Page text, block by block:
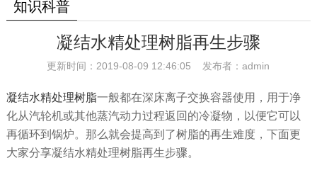
知识科普
凝结水精处理树脂再生步骤
更新时间：2019-08-09 12:46:05 发布者：admin
凝结水精处理树脂一般都在深床离子交换容器使用，用于净
化从汽轮机或其他蒸汽动力过程返回的冷凝物，以便它可以
再循环到锅炉。那么就会提高到了树脂的再生难度，下面更
大家分享凝结水精处理树脂再生步骤。